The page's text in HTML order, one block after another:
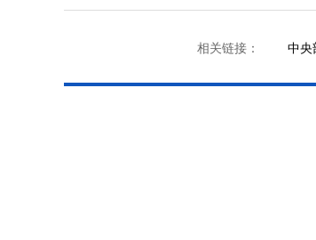
相关链接： 中央